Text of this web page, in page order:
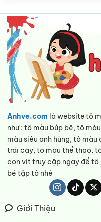
Anhve.com là website tô
như : tô màu búp bê, tô
màu siêu anh hùng, tô
trái cây, tô màu thể thao,
con vit truy cập ngay để
bé tập tô nhé
Giới Thiệu